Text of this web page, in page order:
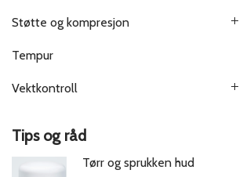
Støtte og kompresjon
Tempur
Vektkontroll
Tips og råd
Tørr og sprukken hud